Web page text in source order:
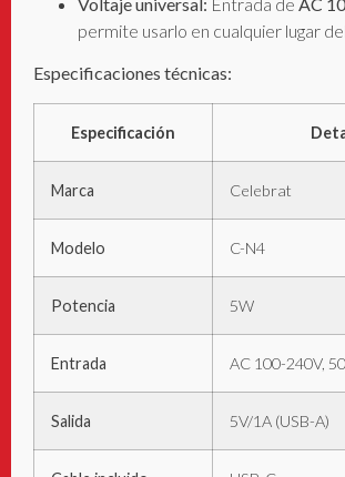
permite usarlo en cualquier lugar
Especificaciones técnicas:
Especificación
Marca Celebrat
Modelo C-N4
Potencia 5W
Entrada AC 100-240V,
Salida 5V/1A (USB-A)